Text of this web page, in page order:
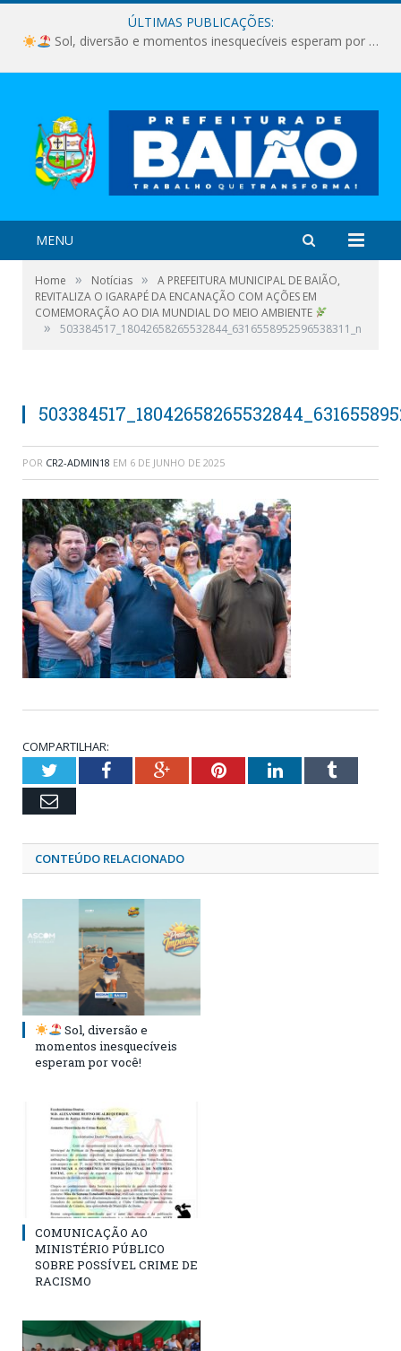
ÚLTIMAS PUBLICAÇÕES:
Sol, diversão e momentos inesquecíveis esperam por você!
MENU
Home » Notícias »
A PREFEITURA MUNICIPAL DE BAIÃO,
REVITALIZA O IGARAPÉ DA ENCANAÇÃO COM AÇÕES EM
COMEMORAÇÃO AO DIA MUNDIAL DO MEIO AMBIENTE
» 503384517_18042658265532844_6316558952596538311_n
POR CR2-ADMIN18 EM 6 DE JUNHO DE 2025
COMPARTILHAR:
TwitterFacebookGoogle+PinterestLinkedInTumblr
Email
CONTEÚDO RELACIONADO
Sol, diversão e
momentos inesquecíveis
esperam por você!
COMUNICAÇÃO AO
MINISTÉRIO PÚBLICO
SOBRE POSSÍVEL CRIME DE
RACISMO